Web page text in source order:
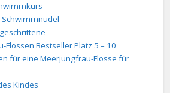
Flossen Bestseller Platz 5 – 10
für eine Meerjungfrau-Flosse für
Kindes